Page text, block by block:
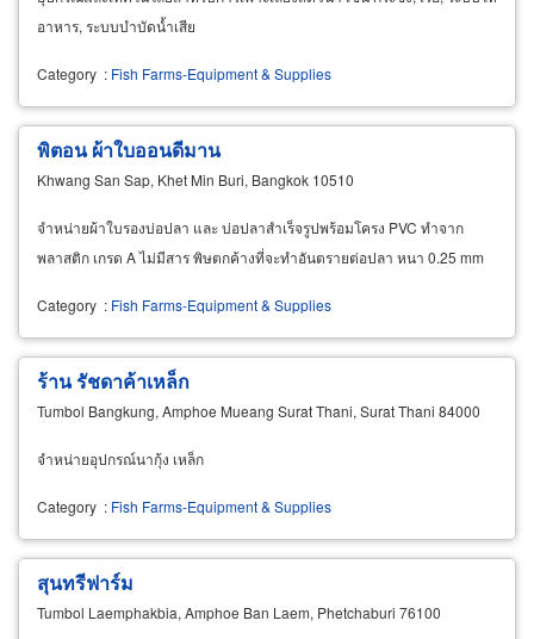
อาหาร, ระบบบำบัดน้ำเสีย
Category : Fish Farms-Equipment & Supplies
พิตอน ผ้าใบออนดีมาน
Khwang San Sap, Khet Min Buri, Bangkok 10510
จำหน่ายผ้าใบรองบ่อปลา และ บ่อปลาสำเร็จรูปพร้อมโครง PVC ทำจาก
พลาสติก เกรด A ไม่มีสาร พิษตกค้างที่จะทำอันตรายต่อปลา หนา 0.25 mm
Category : Fish Farms-Equipment & Supplies
ร้าน รัชดาค้าเหล็ก
Tumbol Bangkung, Amphoe Mueang Surat Thani, Surat Thani 84000
จำหน่ายอุปกรณ์นากุ้ง เหล็ก
Category : Fish Farms-Equipment & Supplies
สุนทรีฟาร์ม
Tumbol Laemphakbia, Amphoe Ban Laem, Phetchaburi 76100